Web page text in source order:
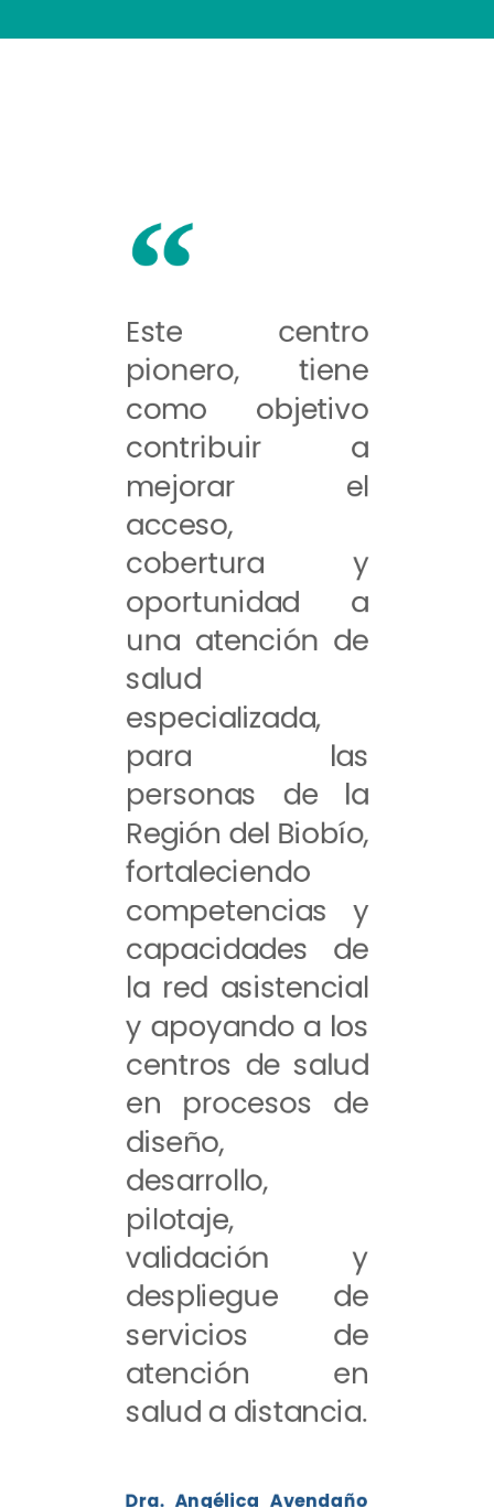
Este centro
pionero, tiene
como objetivo
contribuir a
mejorar el
acceso,
cobertura y
oportunidad a
una atención de
salud
especializada,
para las
personas de la
Región del Biobío,
fortaleciendo
competencias y
capacidades de
la red asistencial
y apoyando a los
centros de salud
en procesos de
diseño,
desarrollo,
pilotaje,
validación y
despliegue de
servicios de
atención en
salud a distancia.
Dra. Angélica Avendaño